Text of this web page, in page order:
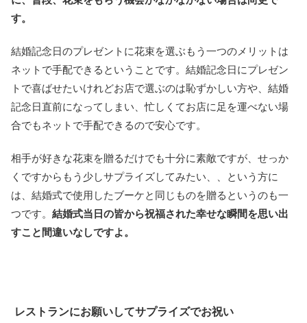
す。
結婚記念日のプレゼントに花束を選ぶもう一つのメリットは
ネットで手配できるということです。結婚記念日にプレゼン
トで喜ばせたいけれどお店で選ぶのは恥ずかしい方や、結婚
記念日直前になってしまい、忙しくてお店に足を運べない場
合でもネットで手配できるので安心です。
相手が好きな花束を贈るだけでも十分に素敵ですが、せっか
くですからもう少しサプライズしてみたい、、という方に
は、結婚式で使用したブーケと同じものを贈るというのも一
つです。 結婚式当日の皆から祝福された幸せな瞬間を思い出
すこと間違いなしですよ。
レストランにお願いしてサプライズでお祝い